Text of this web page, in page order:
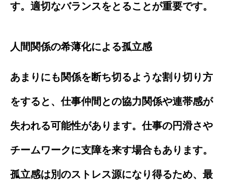
す。適切なバランスをとることが重要です。
人間関係の希薄化による孤立感
あまりにも関係を断ち切るような割り切り方
をすると、仕事仲間との協力関係や連帯感が
失われる可能性があります。仕事の円滑さや
チームワークに支障を来す場合もあります。
孤立感は別のストレス源になり得るため、最